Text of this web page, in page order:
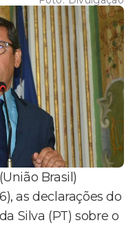
Brasil)
as declarações do
Silva (PT) sobre o